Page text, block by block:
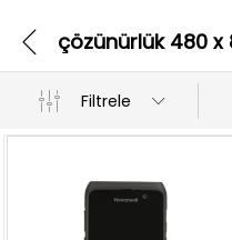
Filtrele